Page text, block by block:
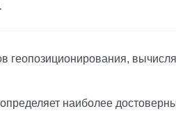
геопозиционирования,
наиболее